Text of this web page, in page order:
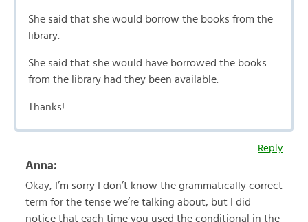
She said that she would borrow the books from the
library.
She said that she would have borrowed the books
from the library had they been available.
Thanks!
Reply
Anna:
Okay, I’m sorry I don’t know the grammatically correct
term for the tense we’re talking about, but I did
notice that each time you used the conditional in the